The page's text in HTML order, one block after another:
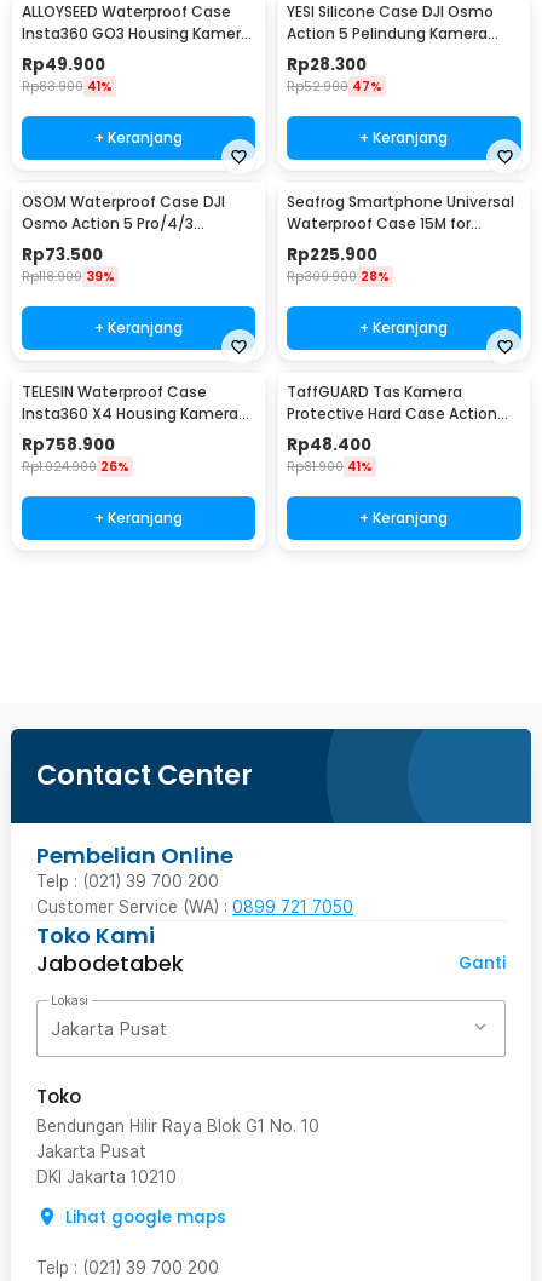
ALLOYSEED Waterproof Case
Insta360 GO3 Housing Kamera
Anti Air - AL3
Rp49.900
Rp83.900 41%
+ Keranjang
YESI Silicone Case DJI Osmo
Action 5 Pelindung Kamera
Silikon - YS-5
Rp28.300
Rp52.900 47%
+ Keranjang
OSOM Waterproof Case DJI
Osmo Action 5 Pro/4/3
Housing Kamera 60M - OS009
Rp73.500
Rp118.900 39%
+ Keranjang
Seafrog Smartphone Universal
Waterproof Case 15M for
Android iPhone - SF-PH-03
Rp225.900
Rp309.900 28%
+ Keranjang
TELESIN Waterproof Case
Insta360 X4 Housing Kamera
Anti Air 50M - S4-WTP-08-TIS
Rp758.900
Rp1.024.900 26%
+ Keranjang
TaffGUARD Tas Kamera
Protective Hard Case Action
Cam DJI OSMO Pocket 3 -
Q7SM
Rp48.400
Rp81.900 41%
+ Keranjang
Contact Center
Pembelian Online
Telp : (021) 39 700 200
Customer Service (WA) : 0899 721 7050
Toko Kami
Jabodetabek
Ganti
Lokasi
Jakarta Pusat
Toko
Bendungan Hilir Raya Blok G1 No. 10
Jakarta Pusat
DKI Jakarta 10210
Lihat google maps
Telp : (021) 39 700 200